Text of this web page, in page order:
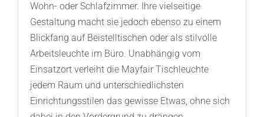
Wohn- oder Schlafzimmer. Ihre vielseitige
Gestaltung macht sie jedoch ebenso zu einem
Blickfang auf Beistelltischen oder als stilvolle
Arbeitsleuchte im Büro. Unabhängig vom
Einsatzort verleiht die Mayfair Tischleuchte
jedem Raum und unterschiedlichsten
Einrichtungsstilen das gewisse Etwas, ohne sich